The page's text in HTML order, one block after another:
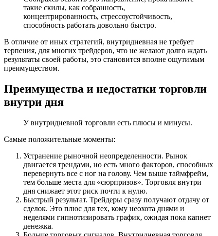
такие скилы, как собранность,
концентрированность, стрессоустойчивость,
способность работать довольно быстро.
В отличие от иных стратегий, внутридневная не требует
терпения, для многих трейдеров, что не желают долго ждать
результаты своей работы, это становится вполне ощутимым
преимуществом.
Преимущества и недостатки торговли
внутри дня
У внутридневной торговли есть плюсы и минусы.
Самые положительные моменты:
Устранение рыночной неопределенности. Рынок
двигается трендами, но есть много факторов, способных
перевернуть все с ног на голову. Чем выше таймфрейм,
тем больше места для «сюрпризов». Торговля внутри
дня снижает этот риск почти к нулю.
Быстрый результат. Трейдеры сразу получают отдачу от
сделок. Это плюс для тех, кому неохота днями и
неделями гипнотизировать график, ожидая пока капнет
денежка.